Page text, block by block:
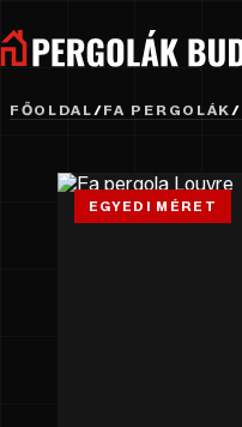
FŐOLDAL/FA PERGOLÁK/
EGYEDI MÉRET